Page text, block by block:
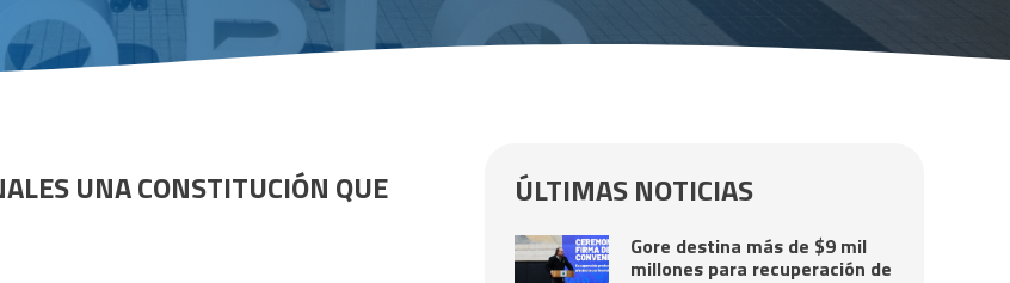
UNA CONSTITUCIÓN QUE ÚLTIMAS NOTICIAS
Gore destina más de $9 mil
millones para recuperación de